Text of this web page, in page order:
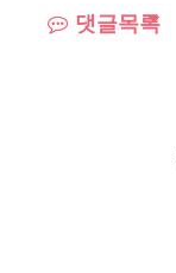
댓글목록